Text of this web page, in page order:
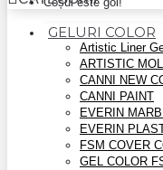
GELURI COLOR
Artistic Liner
ARTISTIC
CANNI NEW
CANNI PAINT
EVERIN
EVERIN
FSM COVER
GEL COLOR